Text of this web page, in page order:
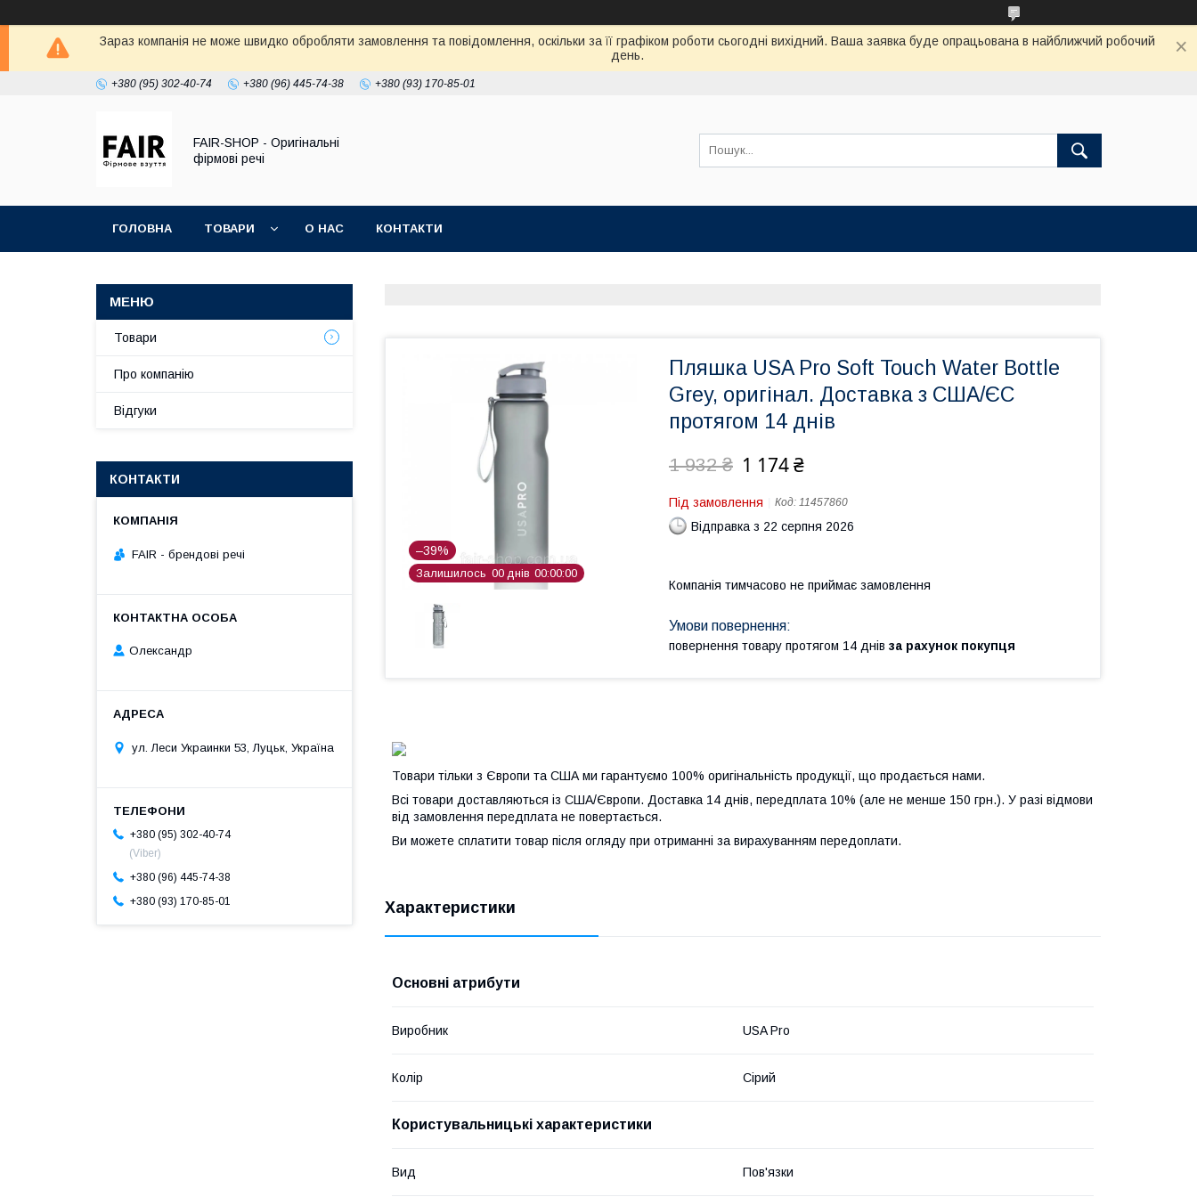
Зараз компанія не може швидко обробляти замовлення та повідомлення, оскільки за її графіком роботи сьогодні вихідний. Ваша заявка буде опрацьована в найближчий робочий
день.
+380 (95) 302-40-74 +380 (96) 445-74-38 +380 (93) 170-85-01
FAIR-SHOP - Оригінальні
фірмові речі
ГОЛОВНА ТОВАРИ О НАС КОНТАКТИ
–39%
Залишилось 00 днів 00 00 00
Пляшка USA Pro Soft Touch Water Bottle
Grey, оригінал. Доставка з США/ЄС
протягом 14 днів
1 932 ₴ 1 174 ₴
Під замовлення Код: 11457860
Відправка з 22 серпня 2026
Компанія тимчасово не приймає замовлення
повернення товару протягом 14 днів за рахунок покупця
Товари тільки з Європи та США ми гарантуємо 100% оригінальність продукції, що продається нами.
Всі товари доставляються із США/Європи. Доставка 14 днів, передплата 10% (але не менше 150 грн.). У разі відмови
від замовлення передплата не повертається.
Ви можете сплатити товар після огляду при отриманні за вирахуванням передоплати.
Характеристики
Основні атрибути
Виробник USA Pro
Колір Сірий
Користувальницькі характеристики
Вид Пов'язки
Товари
Про компанію
Відгуки
КОНТАКТИ
FAIR - брендові речі
Олександр
ул. Леси Украинки 53, Луцьк, Україна
+380 (95) 302-40-74
(Viber)
+380 (96) 445-74-38
+380 (93) 170-85-01